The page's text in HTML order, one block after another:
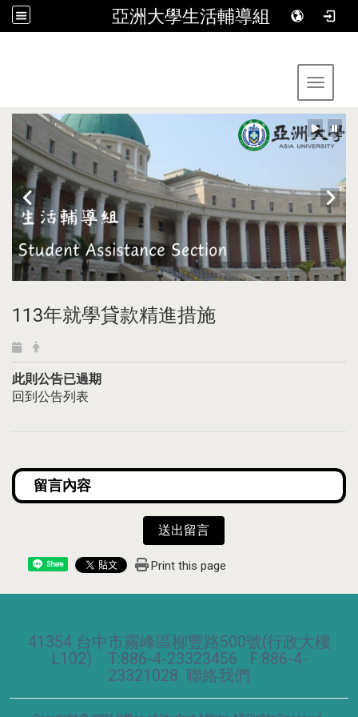
亞洲大學生活輔導組
Toggle
113年就學貸款精進措施
此則公告已過期
回到公告列表
送出留言
Share Print this page
41354 台中市霧峰區柳豐路500號(行政大樓
L102) T:886-4-23323456 F:886-4-
23321028 聯絡我們